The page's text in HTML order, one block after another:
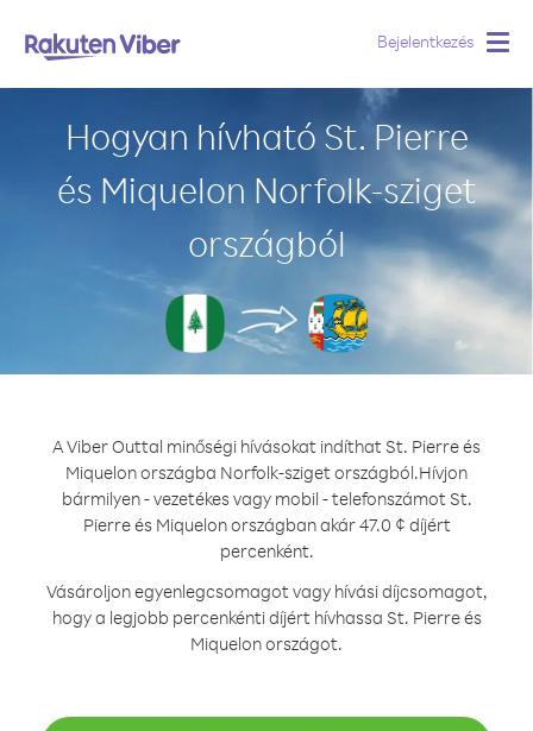
Bejelentkezés
Hogyan hívható St. Pierre
és Miquelon Norfolk-sziget
országból
A Viber Outtal minőségi hívásokat indíthat St. Pierre és
Miquelon országba Norfolk-sziget országból.Hívjon
bármilyen - vezetékes vagy mobil - telefonszámot St.
Pierre és Miquelon országban akár 47.0 ¢ díjért
percenként.
Vásároljon egyenlegcsomagot vagy hívási díjcsomagot,
hogy a legjobb percenkénti díjért hívhassa St. Pierre és
Miquelon országot.